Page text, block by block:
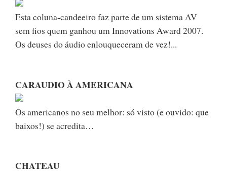
Esta coluna-candeeiro faz parte de um sistema AV
sem fios quem ganhou um Innovations Award 2007.
Os deuses do áudio enlouqueceram de vez!...
CARAUDIO À AMERICANA
Os americanos no seu melhor: só visto (e ouvido: que
baixos!) se acredita…
CHATEAU